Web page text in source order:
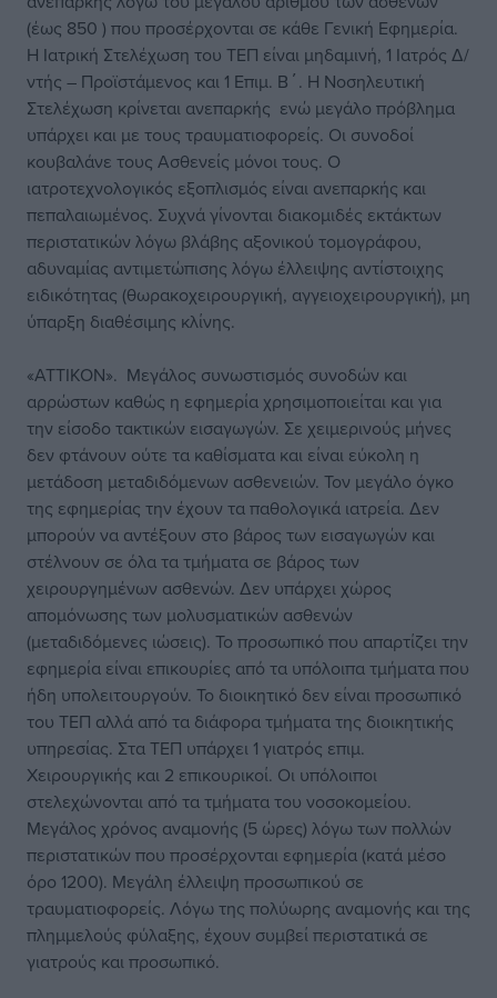
(έως 850 ) που προσέρχονται σε κάθε Γενική Εφημερία.
Η Ιατρική Στελέχωση του ΤΕΠ είναι μηδαμινή, 1 Ιατρός Δ/
ντής – Προϊστάμενος και 1 Επιμ. Β΄. Η Νοσηλευτική
Στελέχωση κρίνεται ανεπαρκής ενώ μεγάλο πρόβλημα
υπάρχει και με τους τραυματιοφορείς. Οι συνοδοί
κουβαλάνε τους Ασθενείς μόνοι τους. Ο
ιατροτεχνολογικός εξοπλισμός είναι ανεπαρκής και
πεπαλαιωμένος. Συχνά γίνονται διακομιδές εκτάκτων
περιστατικών λόγω βλάβης αξονικού τομογράφου,
αδυναμίας αντιμετώπισης λόγω έλλειψης αντίστοιχης
ειδικότητας (θωρακοχειρουργική, αγγειοχειρουργική), μη
ύπαρξη διαθέσιμης κλίνης.
«ΑΤΤΙΚΟΝ». Μεγάλος συνωστισμός συνοδών και
αρρώστων καθώς η εφημερία χρησιμοποιείται και για
την είσοδο τακτικών εισαγωγών. Σε χειμερινούς μήνες
δεν φτάνουν ούτε τα καθίσματα και είναι εύκολη η
μετάδοση μεταδιδόμενων ασθενειών. Τον μεγάλο όγκο
της εφημερίας την έχουν τα παθολογικά ιατρεία. Δεν
μπορούν να αντέξουν στο βάρος των εισαγωγών και
στέλνουν σε όλα τα τμήματα σε βάρος των
χειρουργημένων ασθενών. Δεν υπάρχει χώρος
απομόνωσης των μολυσματικών ασθενών
(μεταδιδόμενες ιώσεις). Το προσωπικό που απαρτίζει την
εφημερία είναι επικουρίες από τα υπόλοιπα τμήματα που
ήδη υπολειτουργούν. Το διοικητικό δεν είναι προσωπικό
του ΤΕΠ αλλά από τα διάφορα τμήματα της διοικητικής
υπηρεσίας. Στα ΤΕΠ υπάρχει 1 γιατρός επιμ.
Χειρουργικής και 2 επικουρικοί. Οι υπόλοιποι
στελεχώνονται από τα τμήματα του νοσοκομείου.
Μεγάλος χρόνος αναμονής (5 ώρες) λόγω των πολλών
περιστατικών που προσέρχονται εφημερία (κατά μέσο
όρο 1200). Μεγάλη έλλειψη προσωπικού σε
τραυματιοφορείς. Λόγω της πολύωρης αναμονής και της
πλημμελούς φύλαξης, έχουν συμβεί περιστατικά σε
γιατρούς και προσωπικό.